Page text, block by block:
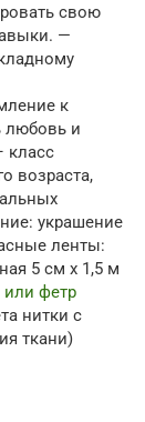
свою
—
к
любовь и
класс
возраста,
украшение
ленты:
5 см х 1,5 м
фетр
нитки с
ткани)